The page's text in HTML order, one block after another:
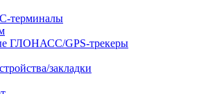
терминалы
ГЛОНАСС/GPS-трекеры
закладки